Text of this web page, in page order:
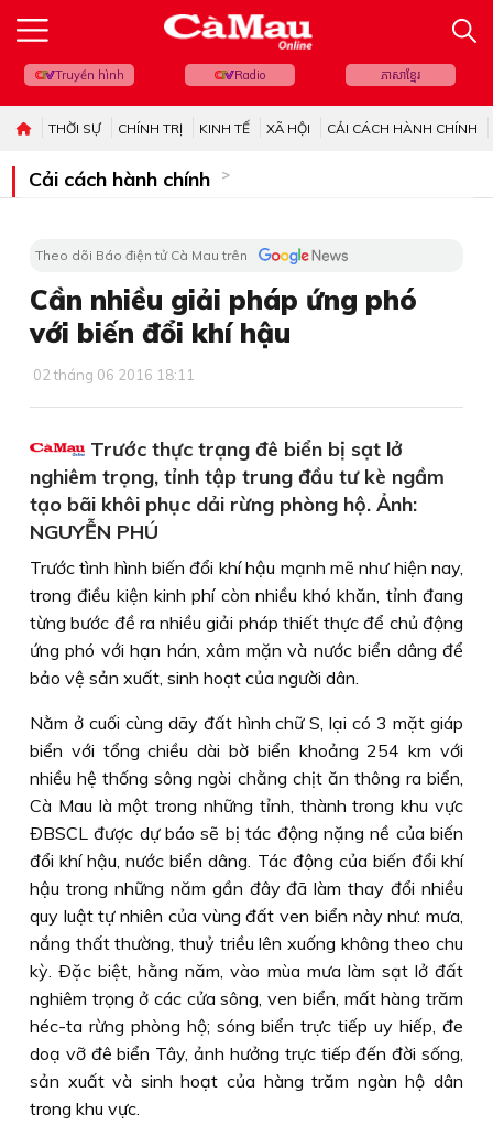
Truyền hình Radio ភាសាខ្មែរ
THỜI SỰ CHÍNH TRỊ KINH TẾ XÃ HỘI CẢI CÁCH HÀNH CHÍNH
Cải cách hành chính
Theo dõi Báo điện tử Cà Mau trên
Cần nhiều giải pháp ứng phó
với biến đổi khí hậu
02 tháng 06 2016 18:11
Trước thực trạng đê biển bị sạt lở
nghiêm trọng, tỉnh tập trung đầu tư kè ngầm
tạo bãi khôi phục dải rừng phòng hộ. Ảnh:
NGUYỄN PHÚ
Trước tình hình biến đổi khí hậu mạnh mẽ như hiện nay,
trong điều kiện kinh phí còn nhiều khó khăn, tỉnh đang
từng bước đề ra nhiều giải pháp thiết thực để chủ động
ứng phó với hạn hán, xâm mặn và nước biển dâng để
bảo vệ sản xuất, sinh hoạt của người dân.
Nằm ở cuối cùng dãy đất hình chữ S, lại có 3 mặt giáp
biển với tổng chiều dài bờ biển khoảng 254 km với
nhiều hệ thống sông ngòi chằng chịt ăn thông ra biển,
Cà Mau là một trong những tỉnh, thành trong khu vực
ÐBSCL được dự báo sẽ bị tác động nặng nề của biến
đổi khí hậu, nước biển dâng. Tác động của biến đổi khí
hậu trong những năm gần đây đã làm thay đổi nhiều
quy luật tự nhiên của vùng đất ven biển này như: mưa,
nắng thất thường, thuỷ triều lên xuống không theo chu
kỳ. Ðặc biệt, hằng năm, vào mùa mưa làm sạt lở đất
nghiêm trọng ở các cửa sông, ven biển, mất hàng trăm
héc-ta rừng phòng hộ; sóng biển trực tiếp uy hiếp, đe
doạ vỡ đê biển Tây, ảnh hưởng trực tiếp đến đời sống,
sản xuất và sinh hoạt của hàng trăm ngàn hộ dân
trong khu vực.